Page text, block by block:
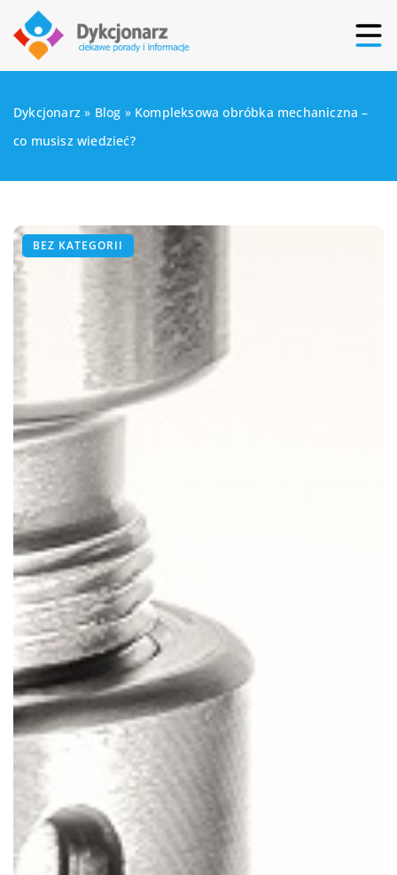
Dykcjonarz » Blog » Kompleksowa obróbka mechaniczna –
co musisz wiedzieć?
BEZ KATEGORII